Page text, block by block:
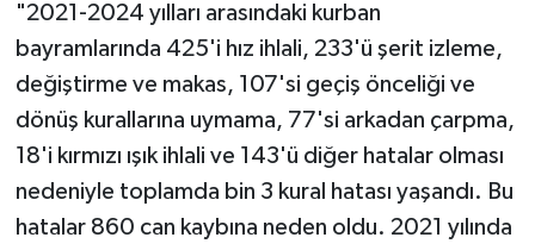
"2021-2024 yılları arasındaki kurban
bayramlarında 425'i hız ihlali, 233'ü şerit izleme,
değiştirme ve makas, 107'si geçiş önceliği ve
dönüş kurallarına uymama, 77'si arkadan çarpma,
18'i kırmızı ışık ihlali ve 143'ü diğer hatalar olması
nedeniyle toplamda bin 3 kural hatası yaşandı. Bu
hatalar 860 can kaybına neden oldu. 2021 yılında